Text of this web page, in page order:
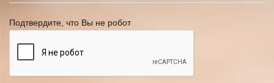
Подтвердите, что Вы не робот